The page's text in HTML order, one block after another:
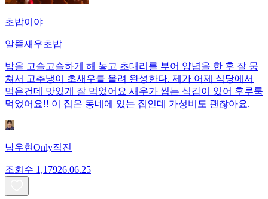
초밥이야
알뜰새우초밥
밥을 고슬고슬하게 해 놓고 초대리를 부어 양념을 한 후 잘 뭉
쳐서 고추냉이 초새우를 올려 완성한다. 제가 어제 식당에서
먹은건데 맛있게 잘 먹었어요 새우가 씹는 식감이 있어 후루룩
먹었어요!! 이 집은 동네에 있는 집인데 가성비도 괜찮아요.
남우현Only직진
조회수 1,17926.06.25